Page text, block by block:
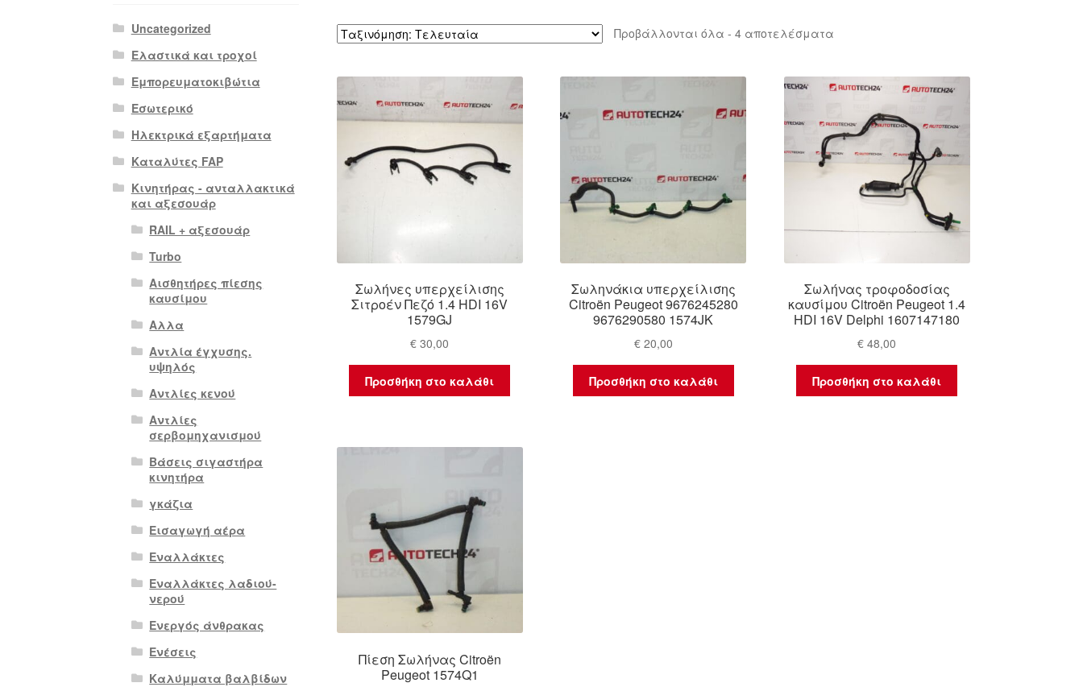
Προβάλλονται όλα - 4 αποτελέσματαSorted
Σωλήνες υπερχείλισης
Σιτροέν Πεζό 1.4 HDI 16V
1579GJ
€ 30,00
Προσθήκη στο καλάθι
Σωληνάκια υπερχείλισης
Citroën Peugeot 9676245280
9676290580 1574JK
€20,00
Προσθήκη στο καλάθι
Σωλήνας τροφοδοσίας
καυσίμου Citroën Peugeot 1.4
HDI 16V Delphi 1607147180
€ 48,00
Προσθήκη στο καλάθι
Πίεση Σωλήνας Citroën
Peugeot 1574Q1
Uncategorized
Ελαστικά και τροχοί
Εμπορευματοκιβώτια
Εσωτερικό
Ηλεκτρικά εξαρτήματα
Καταλύτες FAP
Κινητήρας - ανταλλακτικά
και αξεσουάρ
RAIL + αξεσουάρ
Turbo
Αισθητήρες πίεσης
καυσίμου
Αλλα
Αντλία έγχυσης.
υψηλός
Αντλίες κενού
Αντλίες
σερβομηχανισμού
Βάσεις σιγαστήρα
κινητήρα
γκάζια
Εισαγωγή αέρα
Εναλλάκτες
Εναλλάκτες λαδιού-
νερού
Ενεργός άνθρακας
Ενέσεις
Καλύμματα βαλβίδων